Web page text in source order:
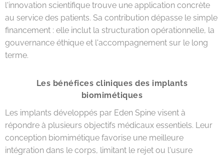
l'innovation scientifique trouve une application concrète
au service des patients. Sa contribution dépasse le simple
financement : elle inclut la structuration opérationnelle, la
gouvernance éthique et l'accompagnement sur le long
terme.
Les bénéfices cliniques des implants
biomimétiques
Les implants développés par Eden Spine visent à
répondre à plusieurs objectifs médicaux essentiels. Leur
conception biomimétique favorise une meilleure
intégration dans le corps, limitant le rejet ou l'usure